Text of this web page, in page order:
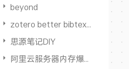
beyond
zotero better bibtex 限制输出作者数量
思源笔记DIY
阿里云服务器内存爆满卡死但 Swap占用为0